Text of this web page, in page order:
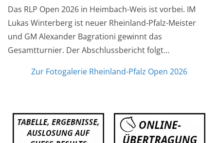
Das RLP Open 2026 in Heimbach-Weis ist vorbei. IM
Lukas Winterberg ist neuer Rheinland-Pfalz-Meister
und GM Alexander Bagrationi gewinnt das
Gesamtturnier. Der Abschlussbericht folgt…
Zur Fotogalerie Rheinland-Pfalz Open 2026